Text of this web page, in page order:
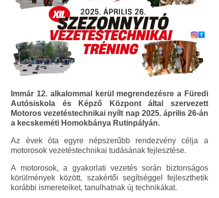
Immár 12. alkalommal kerül megrendezésre a Füredi
Autósiskola és Képző Központ által szervezett
Motoros vezetéstechnikai nyílt nap 2025. április 26-án
a kecskeméti Homokbánya Rutinpályán.
Az évek óta egyre népszerűbb rendezvény célja a
motorosok vezetéstechnikai tudásának fejlesztése.
A motorosok, a gyakorlati vezetés során biztonságos
körülmények között, szakértői segítséggel fejleszthetik
korábbi ismereteiket, tanulhatnak új technikákat.